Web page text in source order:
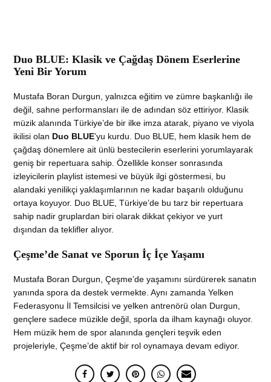
Duo BLUE: Klasik ve Çağdaş Dönem Eserlerine
Yeni Bir Yorum
Mustafa Boran Durgun, yalnızca eğitim ve zümre başkanlığı ile
değil, sahne performansları ile de adından söz ettiriyor. Klasik
müzik alanında Türkiye’de bir ilke imza atarak, piyano ve viyola
ikilisi olan Duo BLUE’yu kurdu. Duo BLUE, hem klasik hem de
çağdaş dönemlere ait ünlü bestecilerin eserlerini yorumlayarak
geniş bir repertuara sahip. Özellikle konser sonrasında
izleyicilerin playlist istemesi ve büyük ilgi göstermesi, bu
alandaki yenilikçi yaklaşımlarının ne kadar başarılı olduğunu
ortaya koyuyor. Duo BLUE, Türkiye’de bu tarz bir repertuara
sahip nadir gruplardan biri olarak dikkat çekiyor ve yurt
dışından da teklifler alıyor.
Çeşme’de Sanat ve Sporun İç İçe Yaşamı
Mustafa Boran Durgun, Çeşme’de yaşamını sürdürerek sanatın
yanında spora da destek vermekte. Aynı zamanda Yelken
Federasyonu İl Temsilcisi ve yelken antrenörü olan Durgun,
gençlere sadece müzikle değil, sporla da ilham kaynağı oluyor.
Hem müzik hem de spor alanında gençleri teşvik eden
projeleriyle, Çeşme’de aktif bir rol oynamaya devam ediyor.